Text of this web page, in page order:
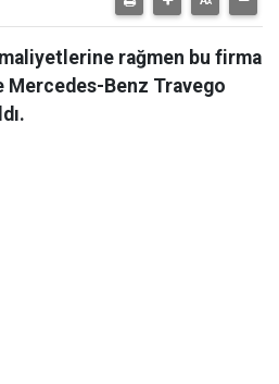
rağmen bu firma
Mercedes-Benz Travego